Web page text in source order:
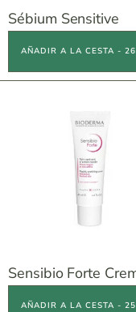
Sébium Sensitive
AÑADIR A LA CESTA -
Sensibio Forte
AÑADIR A LA CESTA -